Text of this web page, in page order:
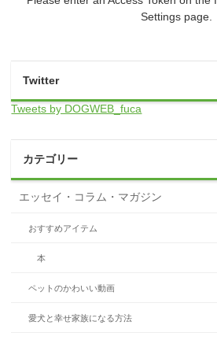
Settings page.
Twitter
Tweets by DOGWEB_fuca
カテゴリー
エッセイ・コラム・マガジン
おすすめアイテム
本
ペットのかわいい動画
愛犬と幸せ家族になる方法